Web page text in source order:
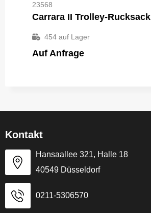
23568
Carrara II Trolley-Rucksack
454auf Lager
Auf Anfrage
Kontakt
Hansaallee 321, Halle 18
40549 Düsseldorf
0211-5306570